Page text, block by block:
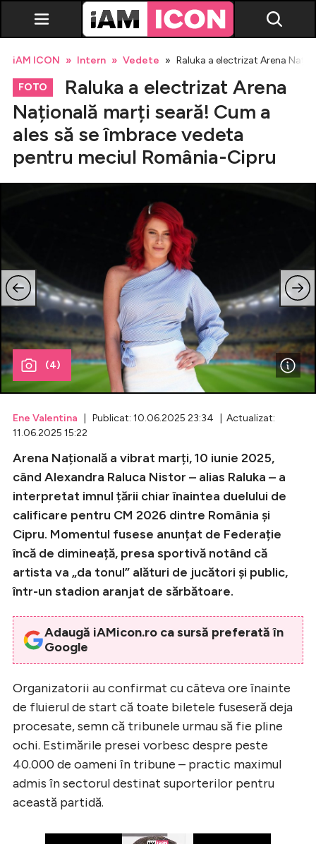
Vedete
Evenimente
Emisiuni TV
Horoscop
Lifestyle
Celebrități
Breaking News
Intră în cont
Creează cont
iAM ICON Intern Vedete Raluka a electrizat Arena
FOTO
Raluka a electrizat Arena
Națională marți seară! Cum a
ales să se îmbrace vedeta
pentru meciul România-Cipru
(4)
Ene Valentina | Publicat: 10.06.2025 23:34 | Actualizat:
11.06.2025 15:22
Arena Națională a vibrat marți, 10 iunie 2025,
când Alexandra Raluca Nistor – alias Raluka – a
interpretat imnul țării chiar înaintea duelului de
calificare pentru CM 2026 dintre România și
Cipru. Momentul fusese anunțat de Federație
încă de dimineață, presa sportivă notând că
artista va „da tonul” alături de jucători și public,
într-un stadion aranjat de sărbătoare.
Adaugă iAMicon.ro ca sursă preferată în
Google
Organizatorii au confirmat cu câteva ore înainte
de fluierul de start că toate biletele fuseseră deja
procesate, semn că tribunele urmau să fie pline
ochi. Estimările presei vorbesc despre peste
40.000 de oameni în tribune – practic maximul
admis în sectorul destinat suporterilor pentru
această partidă.